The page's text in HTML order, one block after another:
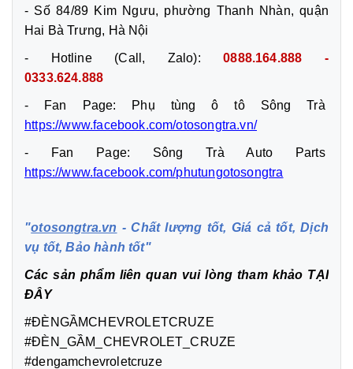
- Số 84/89 Kim Ngưu, phường Thanh Nhàn, quận
Hai Bà Trưng, Hà Nội
- Hotline (Call, Zalo):0888.164.888 -
0333.624.888
- Fan Page: Phụ tùng ô tô Sông Trà
https://www.facebook.com/otosongtra.vn/
- Fan Page: Sông Trà Auto Parts
https://www.facebook.com/phutungotosongtra
"otosongtra.vn - Chất lượng tốt, Giá cả tốt, Dịch
vụ tốt, Bảo hành tốt"
Các sản phẩm liên quan vui lòng tham khảo TẠI
ĐÂY
#ĐÈNGẦMCHEVROLETCRUZE
#ĐÈN_GẦM_CHEVROLET_CRUZE
#dengamchevroletcruze